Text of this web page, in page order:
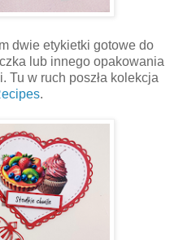
dwie etykietki gotowe do
lub innego opakowania
Tu w ruch poszła kolekcja
.